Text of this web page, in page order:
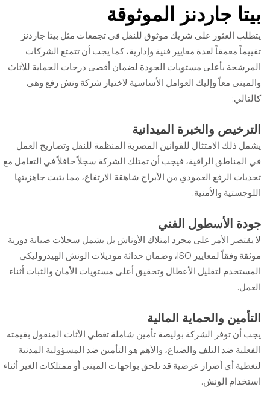
بيتا جاردنز الموثوقة
يتطلب العثور على شريك موثوق للنقل في تجمعات مثل بيتا جاردنز
تقييماً معمقاً لعدة معايير فنية وإدارية، كما يجب أن تتمتع الشركات
المرشحة بأعلى مستويات الجودة لضمان أقصى درجات الحماية للأثاث
والمبنى معاً وإليك العوامل الأساسية لاختيار شركة ونش رفع وهي
كالتالي:
الترخيص والخبرة الميدانية
يشمل ذلك الامتثال للقوانين المصرية المنظمة للنقل وتصاريح العمل
في المناطق الراقية، فيجب أن تمتلك الشركة سجلاً حافلاً في التعامل مع
تحديات الرفع العمودي من الأبراج شاهقة الارتفاع، مما يثبت جاهزيتها
اللوجستية والأمنية.
جودة الأسطول الفني
لا يقتصر الأمر على مجرد امتلاك الأوناش بل يشمل سجلات صيانة دورية
موثقة وفقاً لمعايير ISO، وضمان حداثة موديلات الونش الهيدروليكي
المستخدم لتقليل الأعطال وتحقيق أعلى مستويات الأمان والثبات أثناء
العمل.
التأمين والحماية المالية
يجب أن توفر الشركة بوليصة تأمين شاملة تغطي الأثاث المنقول بقيمته
الفعلية ضد التلف والضياع، والأهم هو التأمين ضد المسؤولية المدنية
لتغطية أي أضرار عرضية قد تلحق بواجهات المبنى أو ممتلكات الغير أثناء
استخدام الونش.